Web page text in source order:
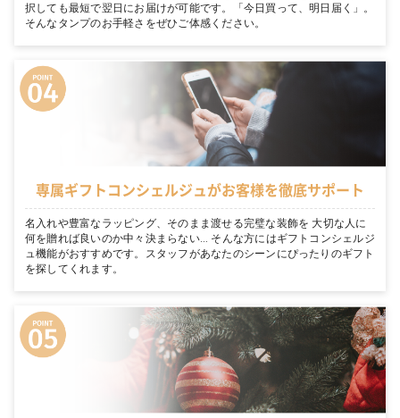
択しても最短で翌日にお届けが可能です。「今日買って、明日届く」。
そんなタンプのお手軽さをぜひご体感ください。
専属ギフトコンシェルジュがお客様を徹底サポート
名入れや豊富なラッピング、そのまま渡せる完璧な装飾を 大切な人に
何を贈れば良いのか中々決まらない… そんな方にはギフトコンシェルジ
ュ機能がおすすめです。スタッフがあなたのシーンにぴったりのギフト
を探してくれます。